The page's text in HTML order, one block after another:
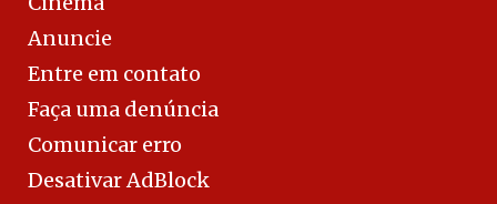
Anuncie
Entre em contato
Faça uma denúncia
Comunicar erro
Desativar AdBlock